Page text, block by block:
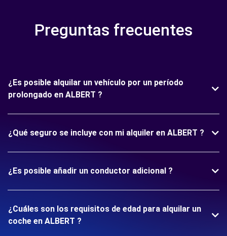
Preguntas frecuentes
¿Es posible alquilar un vehículo por un período
prolongado en ALBERT ?
¿Qué seguro se incluye con mi alquiler en ALBERT ?
¿Es posible añadir un conductor adicional ?
¿Cuáles son los requisitos de edad para alquilar un
coche en ALBERT ?